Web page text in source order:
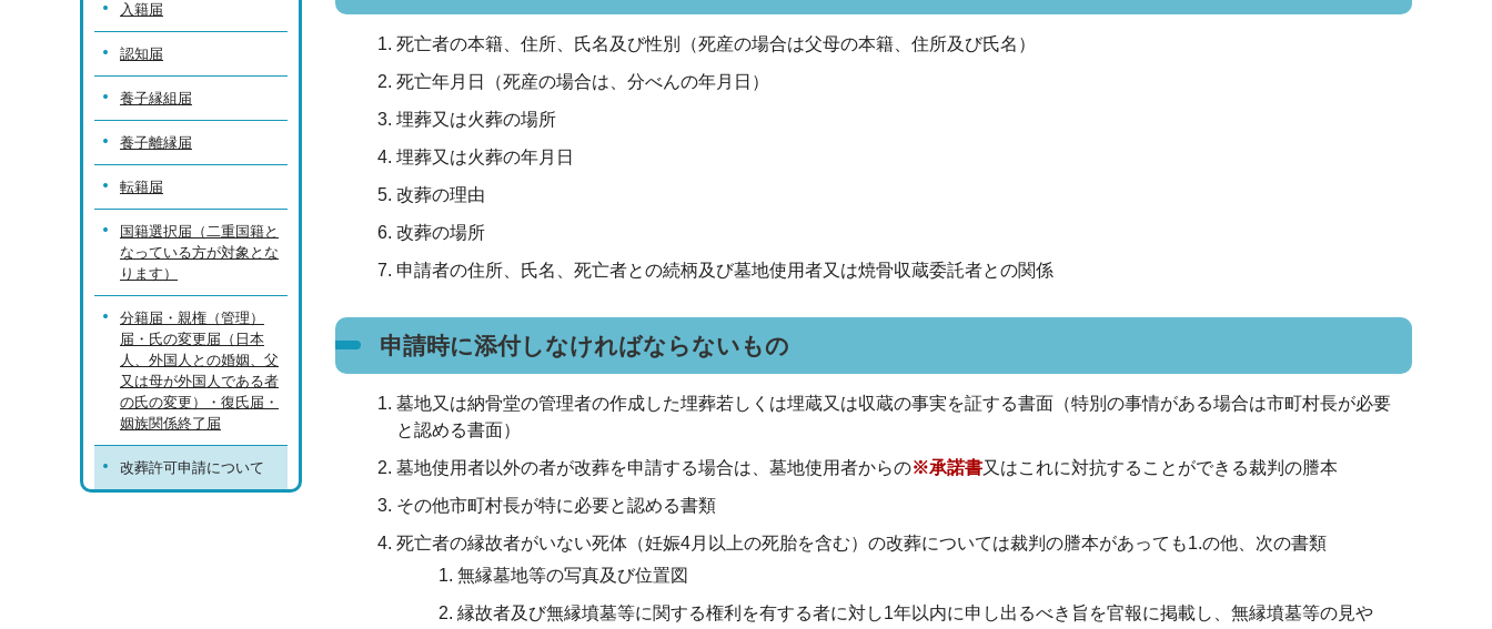
死亡者の本籍、住所、氏名及び性別（死産の場合は父母の本籍、住所及び氏名）
死亡年月日（死産の場合は、分べんの年月日）
埋葬又は火葬の場所
埋葬又は火葬の年月日
改葬の理由
改葬の場所
申請者の住所、氏名、死亡者との続柄及び墓地使用者又は焼骨収蔵委託者との関係
申請時に添付しなければならないもの
墓地又は納骨堂の管理者の作成した埋葬若しくは埋蔵又は収蔵の事実を証する書面（特別の事情がある場合は市町村長が必要
と認める書面）
墓地使用者以外の者が改葬を申請する場合は、墓地使用者からの※承諾書又はこれに対抗することができる裁判の謄本
その他市町村長が特に必要と認める書類
死亡者の縁故者がいない死体（妊娠4月以上の死胎を含む）の改葬については裁判の謄本があっても1.の他、次の書類
無縁墓地等の写真及び位置図
縁故者及び無縁墳墓等に関する権利を有する者に対し1年以内に申し出るべき旨を官報に掲載し、無縁墳墓等の見や
入籍届
認知届
養子縁組届
養子離縁届
転籍届
国籍選択届（二重国籍と
なっている方が対象とな
ります）
分籍届・親権（管理）
届・氏の変更届（日本
人、外国人との婚姻、父
又は母が外国人である者
の氏の変更）・復氏届・
姻族関係終了届
改葬許可申請について